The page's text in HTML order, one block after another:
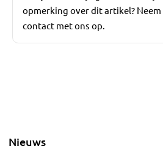
opmerking over dit artikel? Neem
contact met ons op.
Nieuws